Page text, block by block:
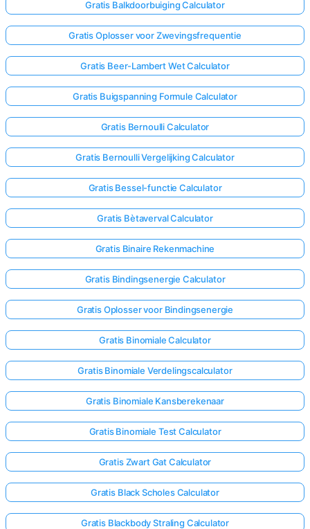
Gratis Balkdoorbuiging Calculator
Gratis Oplosser voor Zwevingsfrequentie
Gratis Beer-Lambert Wet Calculator
Gratis Buigspanning Formule Calculator
Gratis Bernoulli Calculator
Gratis Bernoulli Vergelijking Calculator
Gratis Bessel-functie Calculator
Gratis Bètaverval Calculator
Gratis Binaire Rekenmachine
Gratis Bindingsenergie Calculator
Gratis Oplosser voor Bindingsenergie
Gratis Binomiale Calculator
Gratis Binomiale Verdelingscalculator
Gratis Binomiale Kansberekenaar
Gratis Binomiale Test Calculator
Gratis Zwart Gat Calculator
Gratis Black Scholes Calculator
Gratis Blackbody Straling Calculator